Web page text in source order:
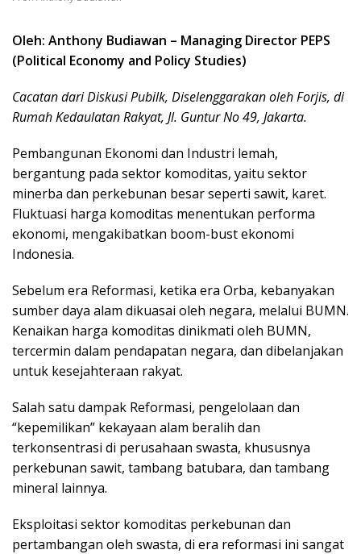
Oleh: Anthony Budiawan – Managing Director PEPS
(Political Economy and Policy Studies)
Cacatan dari Diskusi Pubilk, Diselenggarakan oleh Forjis, di
Rumah Kedaulatan Rakyat, Jl. Guntur No 49, Jakarta.
Pembangunan Ekonomi dan Industri lemah,
bergantung pada sektor komoditas, yaitu sektor
minerba dan perkebunan besar seperti sawit, karet.
Fluktuasi harga komoditas menentukan performa
ekonomi, mengakibatkan boom-bust ekonomi
Indonesia.
Sebelum era Reformasi, ketika era Orba, kebanyakan
sumber daya alam dikuasai oleh negara, melalui BUMN.
Kenaikan harga komoditas dinikmati oleh BUMN,
tercermin dalam pendapatan negara, dan dibelanjakan
untuk kesejahteraan rakyat.
Salah satu dampak Reformasi, pengelolaan dan
“kepemilikan” kekayaan alam beralih dan
terkonsentrasi di perusahaan swasta, khususnya
perkebunan sawit, tambang batubara, dan tambang
mineral lainnya.
Eksploitasi sektor komoditas perkebunan dan
pertambangan oleh swasta, di era reformasi ini sangat